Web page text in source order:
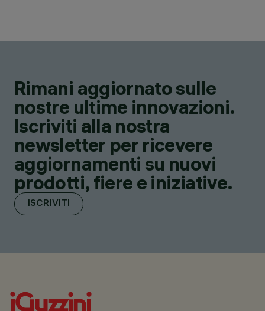
Rimani aggiornato sulle
nostre ultime innovazioni.
Iscriviti alla nostra
newsletter per ricevere
aggiornamenti su nuovi
prodotti, fiere e iniziative.
ISCRIVITI